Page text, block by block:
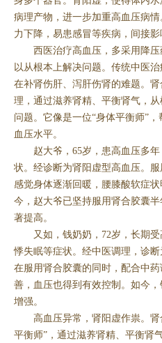
病理产物，进一步加重高血压病
力下降，易患感冒等疾病，间接影
西医治疗高血压，多采用降
以从根本上解决问题。传统中医
在补肾伤肝、泻肝伤肾的难题。
理，通过滋养肾精、平衡肾气，
问题。它像是一位“身体平衡师”
血压水平。
赵大爷，65岁，患高血压多
状。经诊断为肾阳虚型高血压。
感觉身体逐渐回暖，腰膝酸软症
今，赵大爷已坚持服用肾合胶囊
著提高。
又如，钱奶奶，72岁，长期
悸失眠等症状。经中医调理，诊断
在服用肾合胶囊的同时，配合中
善，血压也得到有效控制。如今
增强。
高血压异常，肾阳虚作祟。
平衡师”，通过滋养肾精、平衡肾